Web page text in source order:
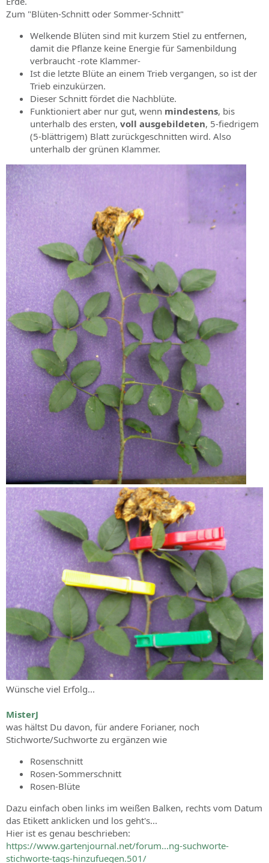
Zum "Blüten-Schnitt oder Sommer-Schnitt"
Welkende Blüten sind mit kurzem Stiel zu entfernen,
damit die Pflanze keine Energie für Samenbildung
verbraucht -rote Klammer-
Ist die letzte Blüte an einem Trieb vergangen, so ist der
Trieb einzukürzen.
Dieser Schnitt fördet die Nachblüte.
Funktioniert aber nur gut, wenn mindestens, bis
unterhalb des ersten, voll ausgebildeten, 5-fiedrigem
(5-blättrigem) Blatt zurückgeschnitten wird. Also
unterhalb der grünen Klammer.
Wünsche viel Erfolg...
MisterJ
was hältst Du davon, für andere Forianer, noch
Stichworte/Suchworte zu ergänzen wie
Rosenschnitt
Rosen-Sommerschnitt
Rosen-Blüte
Dazu einfach oben links im weißen Balken, rechts vom Datum
das Etikett anklicken und los geht's...
Hier ist es genau beschrieben:
https://www.gartenjournal.net/forum...ng-suchworte-
stichworte-tags-hinzufuegen.501/